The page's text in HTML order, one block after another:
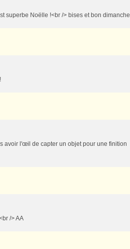
superbe Noëlle !<br /> bises et bon dimanche
avoir l'œil de capter un objet pour une finition
/> AA